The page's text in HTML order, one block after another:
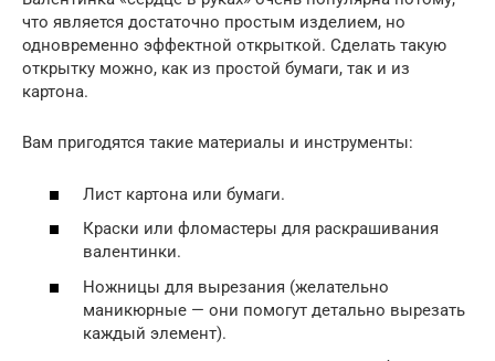
что является достаточно простым изделием, но
одновременно эффектной открыткой. Сделать такую
открытку можно, как из простой бумаги, так и из
картона.
Вам пригодятся такие материалы и инструменты:
Лист картона или бумаги.
Краски или фломастеры для раскрашивания
валентинки.
Ножницы для вырезания (желательно
маникюрные — они помогут детально вырезать
каждый элемент).